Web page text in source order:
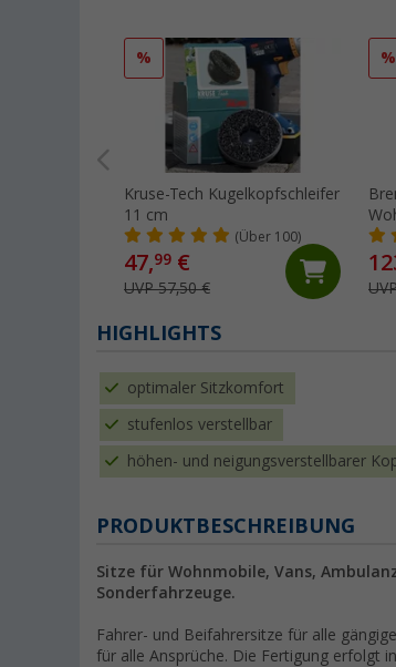
%
Kruse-Tech Kugelkopfschleifer
11 cm
(Über 100)
47,99 €
UVP 57,50 €
%
HIGHLIGHTS
optimaler Sitzkomfort
stufenlos verstellbar
höhen- und neigungsverstellbarer
PRODUKTBESCHREIBUNG
Sitze für Wohnmobile, Vans,
Sonderfahrzeuge.
Fahrer- und Beifahrersitze für alle
für alle Ansprüche. Die Fertigung erfolgt